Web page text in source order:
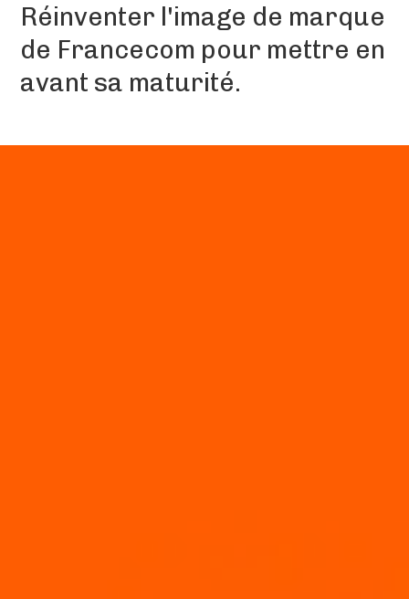
Réinventer l'image de marque
de Francecom pour mettre en
avant sa maturité.